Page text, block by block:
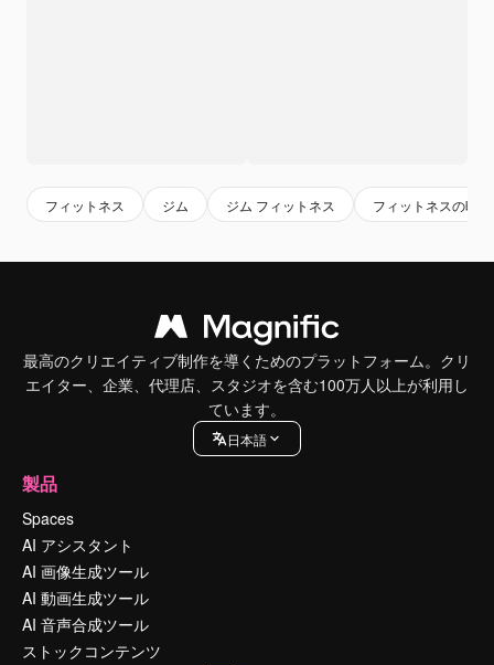
フィットネス ジム ジム フィットネス フィットネスの時間
最高のクリエイティブ制作を導くためのプラットフォーム。クリ
エイター、企業、代理店、スタジオを含む100万人以上が利用し
ています。
日本語
製品
Spaces
AI アシスタント
AI 画像生成ツール
AI 動画生成ツール
AI 音声合成ツール
ストックコンテンツ